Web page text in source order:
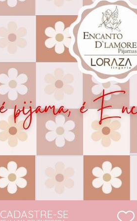
CAMISOLAS E ROBES
CONJUNTOS
SUTIÃS
CADASTRE-SE